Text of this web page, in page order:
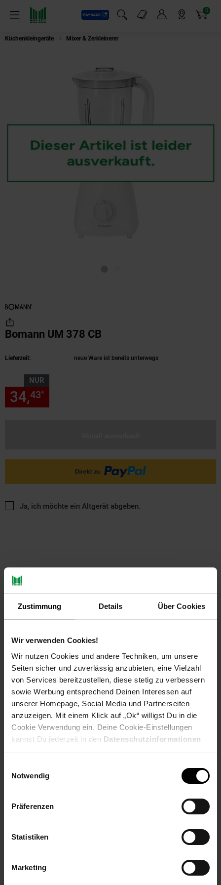
Zustimmung Details Über Cookies
Wir verwenden Cookies!
Wir nutzen Cookies und andere Techniken, um unsere
Seiten sicher und zuverlässig anzubieten, eine Vielzahl
von Services bereitzustellen, diese stetig zu verbessern
sowie Werbung entsprechend Deinen Interessen auf
unserer Homepage, Social Media und Partnerseiten
anzuzeigen. Mit einem Klick auf „Ok“ willigst Du in die
Cookie Verwendung ein. Deine Cookie-Einstellungen
kannst Du jederzeit in den Datenschutzinformationen
ändern bzw. widerrufen.
Notwendig
Präferenzen
Statistiken
Marketing
Menü
Payback
Suchfeld einblenden
Markt-Angebote 0
Artikel
Küchenkleingeräte Mixer & Zerkleinerer
Bomann UM 378 CB
Lieferzeit: neue Ware ist bereits unterwegs
NUR
34,43*
Ja, ich möchte ein Altgerät abgeben.
Produktbeschreibung
Universalmixer zum Pürieren, Schlagen, Zerkleinern,
Shaken und Mixen
Ideal für die Zubereitung von Frucht- und Fitnessdrinks,
Milchshakes, Cocktails, Suppen, Salsa-Saucen,
Babynahrung
Inkl. Ice Crusher-Funktion
Fassungsvermögen
Abdeckung für Nachfüllöffnung auch als Messbecher
verwendbar (2 cl)
Artikelnummer: 3092072000